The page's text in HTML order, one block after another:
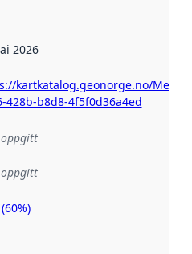
2026
kartkatalog.geonorge.no/
428b-b8d8-4f5f0d36a4ed